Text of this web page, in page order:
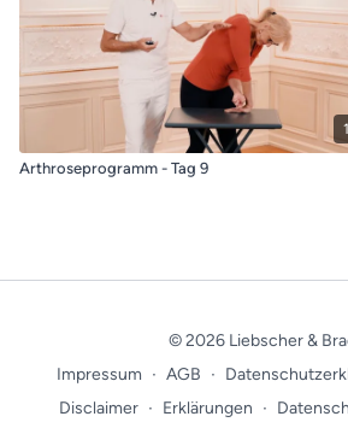
Arthroseprogramm - Tag 9
© 2026 Liebscher &
Impressum ∙ AGB ∙
Disclaimer ∙ Erklärungen ∙